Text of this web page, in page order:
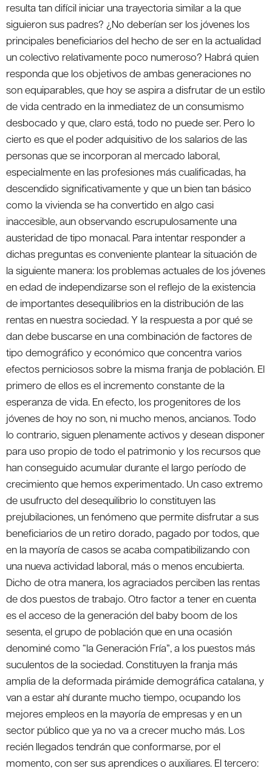
resulta tan difícil iniciar una trayectoria similar a la que
siguieron sus padres? ¿No deberían ser los jóvenes los
principales beneficiarios del hecho de ser en la actualidad
un colectivo relativamente poco numeroso? Habrá quien
responda que los objetivos de ambas generaciones no
son equiparables, que hoy se aspira a disfrutar de un estilo
de vida centrado en la inmediatez de un consumismo
desbocado y que, claro está, todo no puede ser. Pero lo
cierto es que el poder adquisitivo de los salarios de las
personas que se incorporan al mercado laboral,
especialmente en las profesiones más cualificadas, ha
descendido significativamente y que un bien tan básico
como la vivienda se ha convertido en algo casi
inaccesible, aun observando escrupulosamente una
austeridad de tipo monacal. Para intentar responder a
dichas preguntas es conveniente plantear la situación de
la siguiente manera: los problemas actuales de los jóvenes
en edad de independizarse son el reflejo de la existencia
de importantes desequilibrios en la distribución de las
rentas en nuestra sociedad. Y la respuesta a por qué se
dan debe buscarse en una combinación de factores de
tipo demográfico y económico que concentra varios
efectos perniciosos sobre la misma franja de población. El
primero de ellos es el incremento constante de la
esperanza de vida. En efecto, los progenitores de los
jóvenes de hoy no son, ni mucho menos, ancianos. Todo
lo contrario, siguen plenamente activos y desean disponer
para uso propio de todo el patrimonio y los recursos que
han conseguido acumular durante el largo período de
crecimiento que hemos experimentado. Un caso extremo
de usufructo del desequilibrio lo constituyen las
prejubilaciones, un fenómeno que permite disfrutar a sus
beneficiarios de un retiro dorado, pagado por todos, que
en la mayoría de casos se acaba compatibilizando con
una nueva actividad laboral, más o menos encubierta.
Dicho de otra manera, los agraciados perciben las rentas
de dos puestos de trabajo. Otro factor a tener en cuenta
es el acceso de la generación del baby boom de los
sesenta, el grupo de población que en una ocasión
denominé como “la Generación Fría”, a los puestos más
suculentos de la sociedad. Constituyen la franja más
amplia de la deformada pirámide demográfica catalana, y
van a estar ahí durante mucho tiempo, ocupando los
mejores empleos en la mayoría de empresas y en un
sector público que ya no va a crecer mucho más. Los
recién llegados tendrán que conformarse, por el
momento, con ser sus aprendices o auxiliares. El tercero: